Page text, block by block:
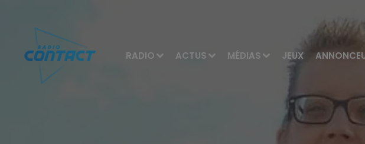
RADIO ACTUS MÉDIAS JEUX